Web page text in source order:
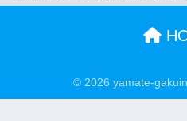
© 2026 yamate-